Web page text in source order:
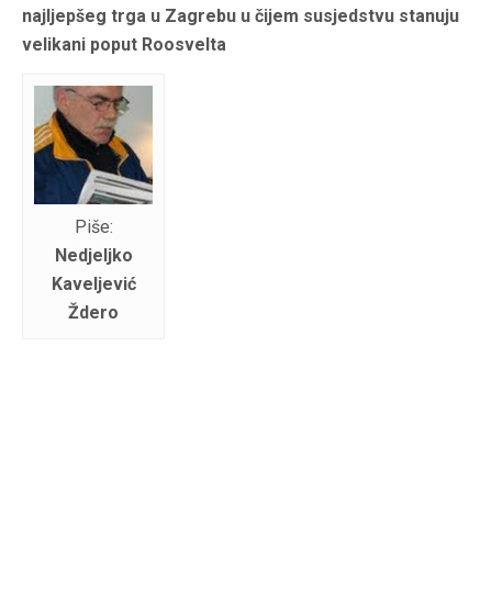
najljepšeg trga u Zagrebu u čijem susjedstvu stanuju
velikani poput Roosvelta
Piše:
Nedjeljko
Kaveljević
Ždero